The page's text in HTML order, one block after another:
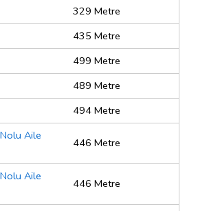
329 Metre
435 Metre
499 Metre
489 Metre
494 Metre
Aile
446 Metre
Aile
446 Metre